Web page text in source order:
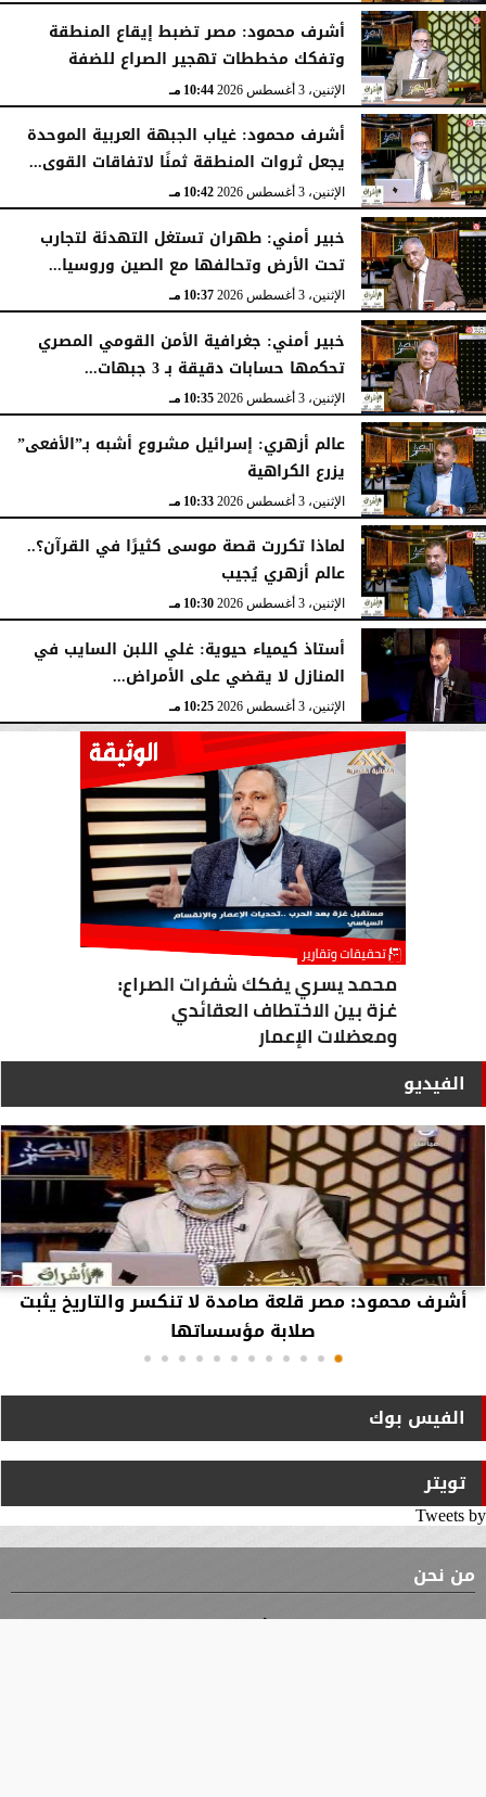
الثلاثاء، 4 أغسطس 2026
أشرف محمود: مصر تضبط إيقاع المنطقة
وتفكك مخططات تهجير الصراع للضفة
الإثنين، 3 أغسطس 2026 10:44 مـ
أشرف محمود: غياب الجبهة العربية الموحدة
يجعل ثروات المنطقة ثمنًا لاتفاقات القوى...
الإثنين، 3 أغسطس 2026 10:42 مـ
خبير أمني: طهران تستغل التهدئة لتجارب
تحت الأرض وتحالفها مع الصين وروسيا...
الإثنين، 3 أغسطس 2026 10:37 مـ
خبير أمني: جغرافية الأمن القومي المصري
تحكمها حسابات دقيقة بـ 3 جبهات...
الإثنين، 3 أغسطس 2026 10:35 مـ
عالم أزهري: إسرائيل مشروع أشبه بـ”الأفعى”
يزرع الكراهية
الإثنين، 3 أغسطس 2026 10:33 مـ
لماذا تكررت قصة موسى كثيرًا في القرآن؟..
عالم أزهري يُجيب
الإثنين، 3 أغسطس 2026 10:30 مـ
أستاذ كيمياء حيوية: غلي اللبن السايب في
المنازل لا يقضي على الأمراض...
الإثنين، 3 أغسطس 2026 10:25 مـ
الفيديو
أشرف محمود: مصر قلعة صامدة لا تنكسر والتاريخ يثبت
صلابة مؤسساتها
الفيس بوك
تويتر
Tweets by
من نحن